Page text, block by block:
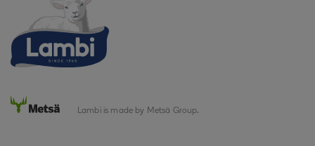
Konkurranseperiode
Konkurransen pågår fra 1. juni 2026 til 31. desember 2026.
Trekninger vil finne sted som følger:
juni–august 2026
september 2026–desember 2026
akseptert.
Kvalifikasjon
Lambi is made by Metsä Group.